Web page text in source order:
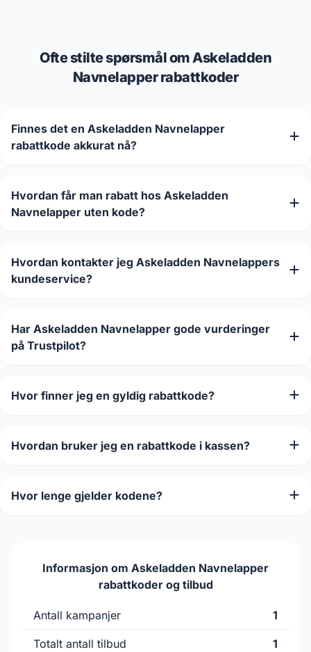
Ofte stilte spørsmål om Askeladden
Navnelapper rabattkoder
Finnes det en Askeladden Navnelapper
rabattkode akkurat nå?
Hvordan får man rabatt hos Askeladden
Navnelapper uten kode?
Hvordan kontakter jeg Askeladden Navnelappers
kundeservice?
Har Askeladden Navnelapper gode vurderinger
på Trustpilot?
Hvor finner jeg en gyldig rabattkode?
Hvordan bruker jeg en rabattkode i kassen?
Hvor lenge gjelder kodene?
Informasjon om Askeladden Navnelapper
rabattkoder og tilbud
Antall kampanjer 1
Totalt antall tilbud 1